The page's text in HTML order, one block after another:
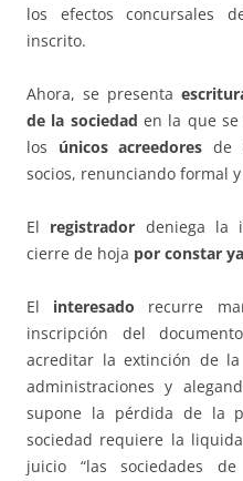
los efectos concursales
inscrito.
Ahora, se presenta
de la sociedad en la que se
los únicos acreedores de
socios, renunciando formal
El registrador deniega la
cierre de hoja por constar
El interesado recurre
inscripción del
acreditar la extinción de
administraciones y
supone la pérdida de la
sociedad requiere la
juicio “las sociedades